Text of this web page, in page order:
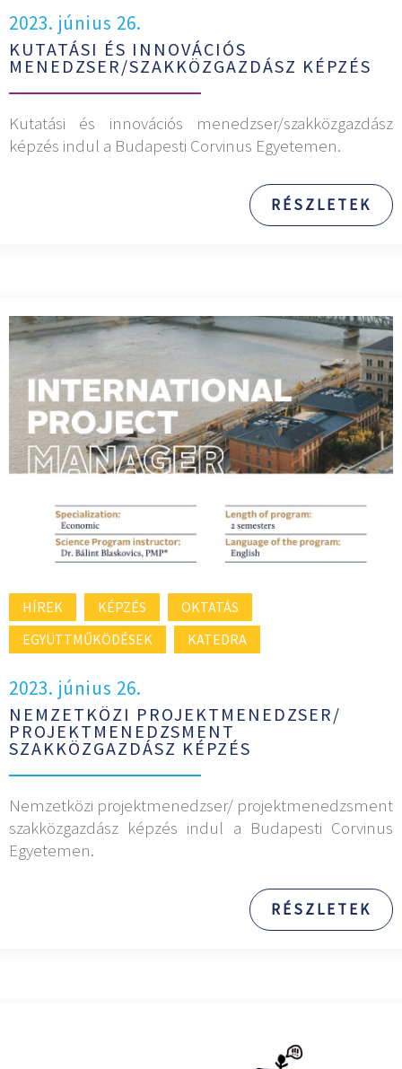
2023. június 26.
KUTATÁSI ÉS INNOVÁCIÓS
MENEDZSER/SZAKKÖZGAZDÁSZ KÉPZÉS
Kutatási és innovációs menedzser/szakközgazdász
képzés indul a Budapesti Corvinus Egyetemen.
RÉSZLETEK
HÍREK KÉPZÉS
OKTATÁS
EGYÜTTMŰKÖDÉSEK
KATEDRA
2023. június 26.
NEMZETKÖZI PROJEKTMENEDZSER/
PROJEKTMENEDZSMENT
SZAKKÖZGAZDÁSZ KÉPZÉS
Nemzetközi projektmenedzser/ projektmenedzsment
szakközgazdász képzés indul a Budapesti Corvinus
Egyetemen.
RÉSZLETEK